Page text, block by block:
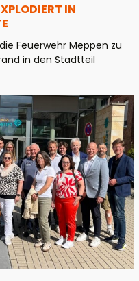
IN
Feuerwehr Meppen zu
in den Stadtteil